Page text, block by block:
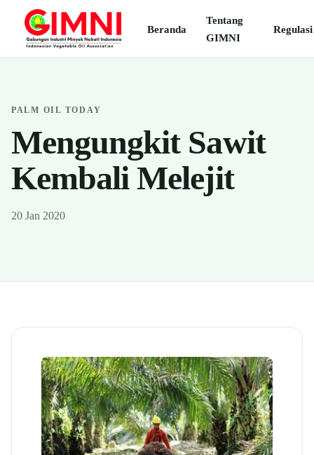
Beranda
Tentang
GIMNI
Regulasi
PALM OIL TODAY
Mengungkit Sawit
Kembali Melejit
20 Jan 2020